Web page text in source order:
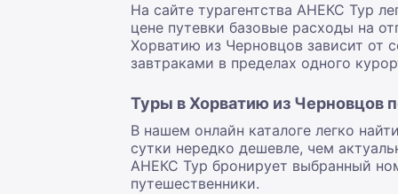
На сайте турагентства АНЕКС Тур
цене путевки базовые расходы на
Хорватию из Черновцов зависит от
завтраками в пределах одного
Туры в Хорватию из Черновцов
В нашем онлайн каталоге легко
сутки нередко дешевле, чем
АНЕКС Тур бронирует выбранный
путешественники.